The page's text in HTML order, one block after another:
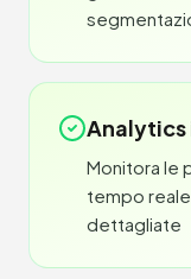
Analytics
Monitora le
tempo
dettagliate